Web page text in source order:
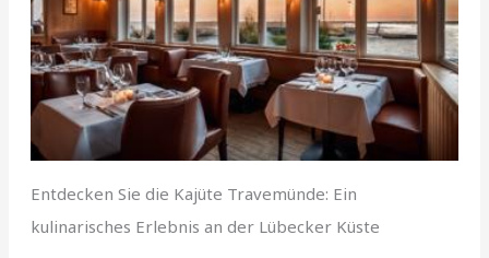
Entdecken Sie die Kajüte Travemünde: Ein
kulinarisches Erlebnis an der Lübecker Küste